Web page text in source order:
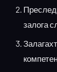
залога